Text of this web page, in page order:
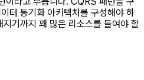
터 동기화 아키텍처를 구성해야 하
기까지 꽤 많은 리소스를 들여야 할